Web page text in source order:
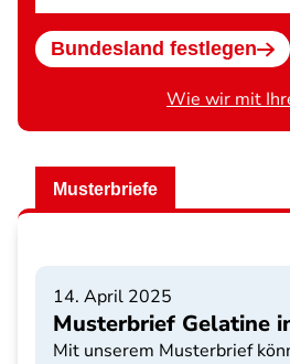
wählen
Bundesland festlegen
Wie wir mit
Musterbriefe
14. April 2025
Musterbrief Gelatine
Mit unserem Musterbrief